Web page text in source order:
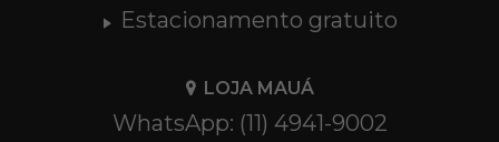
Estacionamento gratuito
LOJA MAUÁ
WhatsApp: (11) 4941-9002